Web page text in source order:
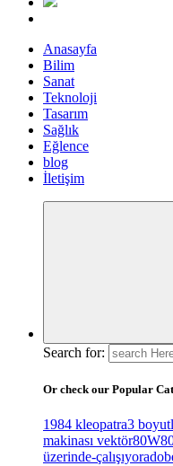
Anasayfa
Bilim
Sanat
Teknoloji
Tasarım
Sağlık
Eğlence
blog
İletişim
Search for:
Or check our Popular
1984 kleopatra3
makinası vektör80W
üzerinde-çalışıyor